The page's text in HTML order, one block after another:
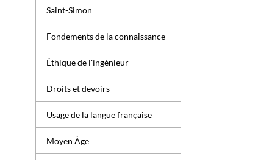
Saint-Simon
Fondements de la connaissance
Éthique de l'ingénieur
Droits et devoirs
Usage de la langue française
Moyen Âge